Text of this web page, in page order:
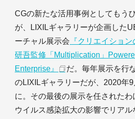
CGの新たな活用事例としてもう
が、LIXILギャラリーが企画した
ーチャル展示会 『クリエイショ
研吾監修「Multiplication」
Enterprise』
だ。毎年展示を行
のLIXILギャラリーだが、2020年
に。その最後の展示を任された
ウイルス感染拡大の影響でリア